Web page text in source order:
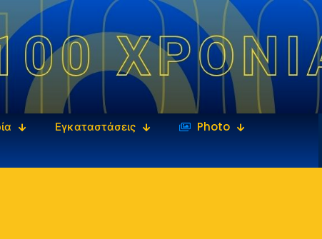
Εγκαταστάσεις
‎‏‏‎ ‎Photo